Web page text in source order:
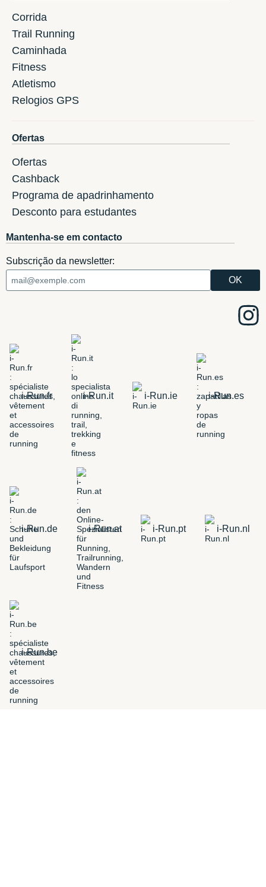
Corrida
Trail Running
Caminhada
Fitness
Atletismo
Relogios GPS
Ofertas
Ofertas
Cashback
Programa de apadrinhamento
Desconto para estudantes
Mantenha-se em contacto
Subscrição da newsletter:
i-Run.fr i-Run.it i-Run.ie i-Run.es
i-Run.de i-Run.at i-Run.pt i-Run.nl
i-Run.be